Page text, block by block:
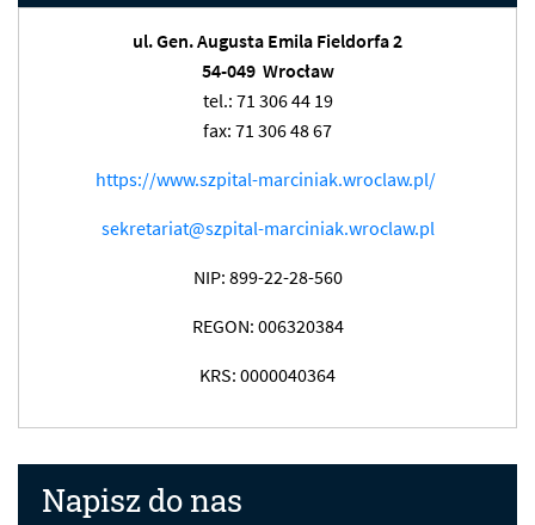
ul. Gen. Augusta Emila Fieldorfa 2
54-049 Wrocław
tel.: 71 306 44 19
fax: 71 306 48 67
https://www.szpital-marciniak.wroclaw.pl/
sekretariat@szpital-marciniak.wroclaw.pl
NIP: 899-22-28-560
REGON: 006320384
KRS: 0000040364
Napisz do nas